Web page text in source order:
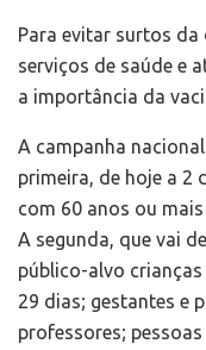
Para evitar surtos da
serviços de saúde e
a importância da
A campanha
primeira, de hoje a 2
com 60 anos ou
A segunda, que vai
público-alvo crianças
29 dias; gestantes e
professores;